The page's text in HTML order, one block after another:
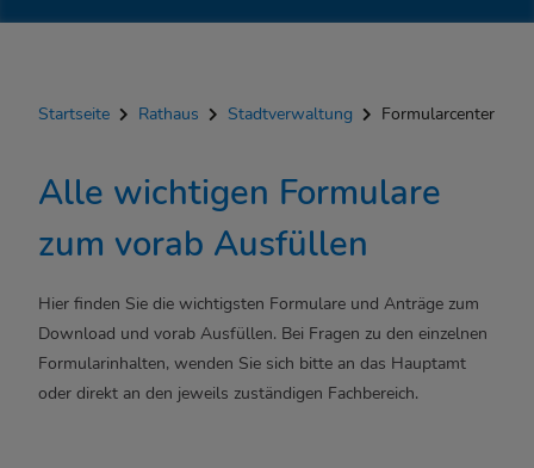
Startseite Rathaus Stadtverwaltung Formularcenter
Alle wichtigen Formulare
zum vorab Ausfüllen
Hier finden Sie die wichtigsten Formulare und Anträge zum
Download und vorab Ausfüllen. Bei Fragen zu den einzelnen
Formularinhalten, wenden Sie sich bitte an das Hauptamt
oder direkt an den jeweils zuständigen Fachbereich.